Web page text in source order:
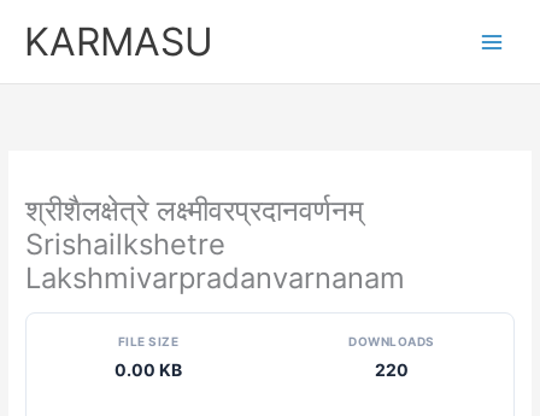
KARMASU
श्रीशैलक्षेत्रे लक्ष्मीवरप्रदानवर्णनम्
Srishailkshetre
Lakshmivarpradanvarnanam
FILE SIZE
0.00 KB
DOWNLOADS
220